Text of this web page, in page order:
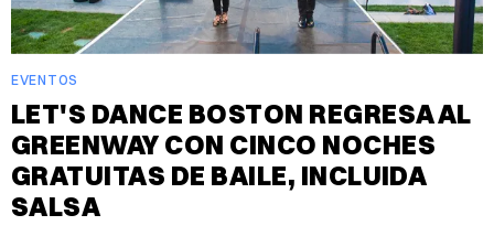
EVENTOS
LET'S DANCE BOSTON REGRESA AL
GREENWAY CON CINCO NOCHES
GRATUITAS DE BAILE, INCLUIDA
SALSA